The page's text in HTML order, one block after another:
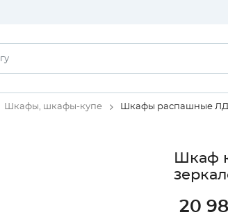
Шкафы, шкафы-купе Шкафы распашные
Шкаф
20